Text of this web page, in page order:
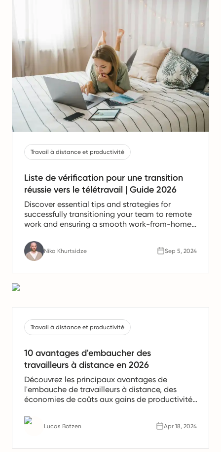
Travail à distance et productivité
Liste de vérification pour une transition
réussie vers le télétravail | Guide 2026
Discover essential tips and strategies for
successfully transitioning your team to remote
work and ensuring a smooth work-from-home
Nika Khurtsidze Sep 5, 2024
Travail à distance et productivité
10 avantages d'embaucher des
travailleurs à distance en 2026
Découvrez les principaux avantages de
l'embauche de travailleurs à distance, des
économies de coûts aux gains de productivité.
l'avenir du travail.
Lucas Botzen Apr 18, 2024